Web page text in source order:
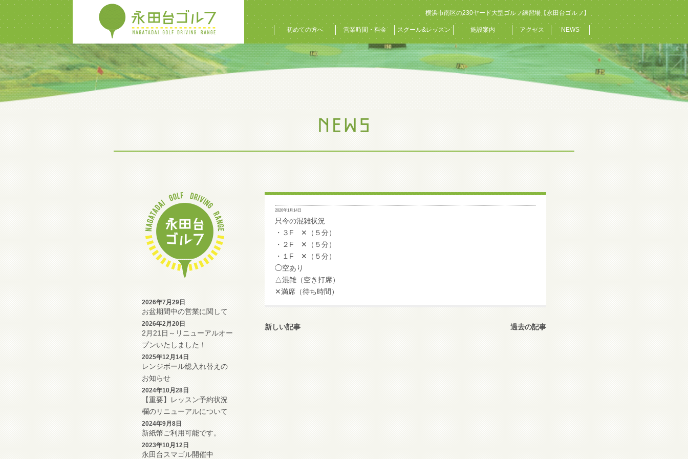
横浜市南区の230ヤード大型ゴルフ練習場【永田台ゴルフ】
初めての方へ 営業時間・料金 スクール&レッスン 施設案内 アクセス NEWS
2026年7月29日
お盆期間中の営業に関して
2026年2月20日
2月21日～リニューアルオー
プンいたしました！
2025年12月14日
レンジボール総入れ替えの
お知らせ
2024年10月28日
【重要】レッスン予約状況
欄のリニューアルについて
2024年9月8日
新紙幣ご利用可能です。
2023年10月12日
永田台スマゴル開催中
2026年1月14日
只今の混雑状況
・３F ✕（５分）
・２F ✕（５分）
・１F ✕（５分）
◯空あり
△混雑（空き打席）
✕満席（待ち時間）
新しい記事 過去の記事